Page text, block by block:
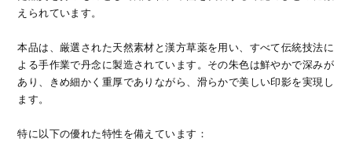
えられています。
本品は、厳選された天然素材と漢方草薬を用い、すべて伝統技法に
よる手作業で丹念に製造されています。その朱色は鮮やかで深みが
あり、きめ細かく重厚でありながら、滑らかで美しい印影を実現し
ます。
特に以下の優れた特性を備えています：